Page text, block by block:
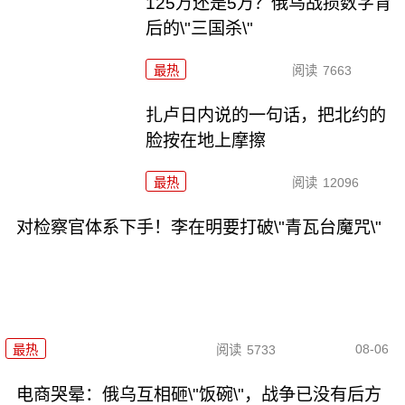
后的\"三国杀\"
最热 阅读 7663
扎卢日内说的一句话，把北约的
脸按在地上摩擦
最热 阅读 12096
对检察官体系下手！李在明要打破\"青瓦台魔咒\"
最热 阅读 5733 08-06
电商哭晕：俄乌互相砸\"饭碗\"，战争已没有后方